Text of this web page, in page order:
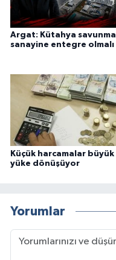
Argat: Kütahya savunma
sanayine entegre olmalı
Küçük harcamalar büyük
yüke dönüşüyor
Yorumlar